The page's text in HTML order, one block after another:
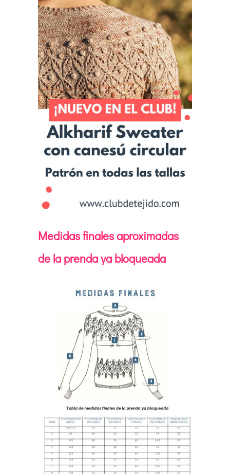
Medidas finales aproximadas
de la prenda ya bloqueada